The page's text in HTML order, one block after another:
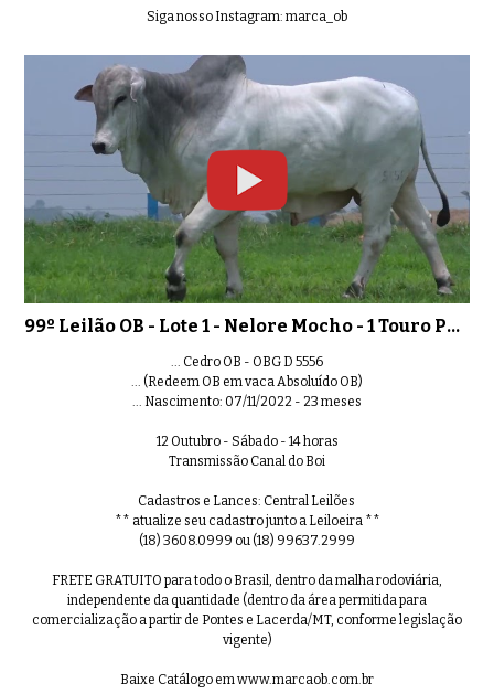
0:40 99º Leilão OB - Lote 10 - Nelore
0:41 99º Leilão OB - Lote 11 - Nelore
99º Leilão OB - Lote 14 - Nelore
0:43 99º Leilão OB - Lote 15 - Nelore
Siga nosso Instagram: marca_ob
99º Leilão OB - Lote 1 - Nelore Mocho - 1 Touro PO Registrado
... Cedro OB - OBG D 5556
... (Redeem OB em vaca Absoluído OB)
... Nascimento: 07/11/2022 - 23 meses
12 Outubro - Sábado - 14 horas
Transmissão Canal do Boi
Cadastros e Lances: Central Leilões
** atualize seu cadastro junto a Leiloeira **
(18) 3608.0999 ou (18) 99637.2999
FRETE GRATUITO para todo o Brasil, dentro da malha rodoviária,
independente da quantidade (dentro da área permitida para
comercialização a partir de Pontes e Lacerda/MT, conforme legislação
vigente)
Baixe Catálogo em www.marcaob.com.br